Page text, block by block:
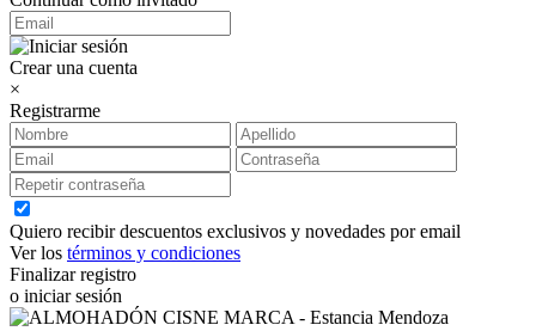
Crear una cuenta
×
Registrarme
Quiero recibir descuentos exclusivos y novedades por email
Ver los términos y condiciones
Finalizar registro
o iniciar sesión